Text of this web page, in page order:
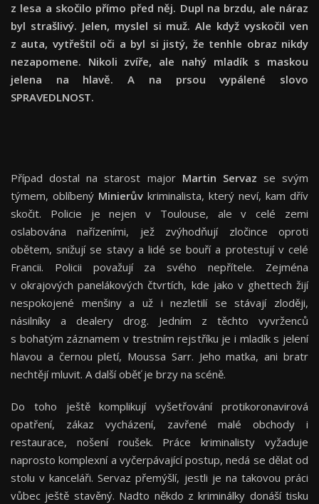
z lesa a skočilo přímo před něj. Dupl na brzdu, ale náraz
byl strašlivý. Jelen, myslel si muž. Ale když vyskočil ven
z auta, vytřeštil oči a byl si jistý, že tenhle obraz nikdy
nezapomene. Nikoli zvíře, ale nahý mladík s maskou
jelena na hlavě. A na prsou vypálené slovo
SPRAVEDLNOST.
Případ dostal na starost major Martin Servaz se svým
týmem, oblíbený Minierův kriminalista, který neví, kam dřív
skočit. Policie je nejen v Toulouse, ale v celé zemi
oslabována nařízeními, jež zvýhodňují zločince oproti
obětem, snižují se stavy a lidé se bouří a protestují v celé
Francii. Policii považují za svého nepřítele. Zejména
v okrajových panelákových čtvrtích, kde jako v ghettech žijí
nespokojené menšiny a už i nezletilí se stávají zloději,
násilníky a dealery drog. Jedním z těchto vyvrženců
s bohatým záznamem v trestním rejstříku je i mladík s jelení
hlavou a černou pletí, Moussa Sarr. Jeho matka, ani bratr
nechtějí mluvit. A další oběť je brzy na scéně.
Do toho ještě komplikují vyšetřování protikoronavirová
opatření, zákaz vycházení, zavřené malé obchody i
restaurace, nošení roušek. Práce kriminalisty vyžaduje
naprosto komplexní a vyčerpávající postup, nedá se dělat od
stolu v kanceláři. Servaz přemýšlí, jestli je na takovou práci
vůbec ještě stavěný. Nadto někdo z kriminálky donáší tisku